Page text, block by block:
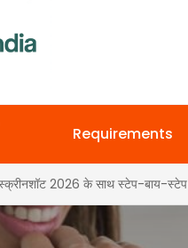
Requirements
2026 के साथ स्टेप-बाय-स्टेप